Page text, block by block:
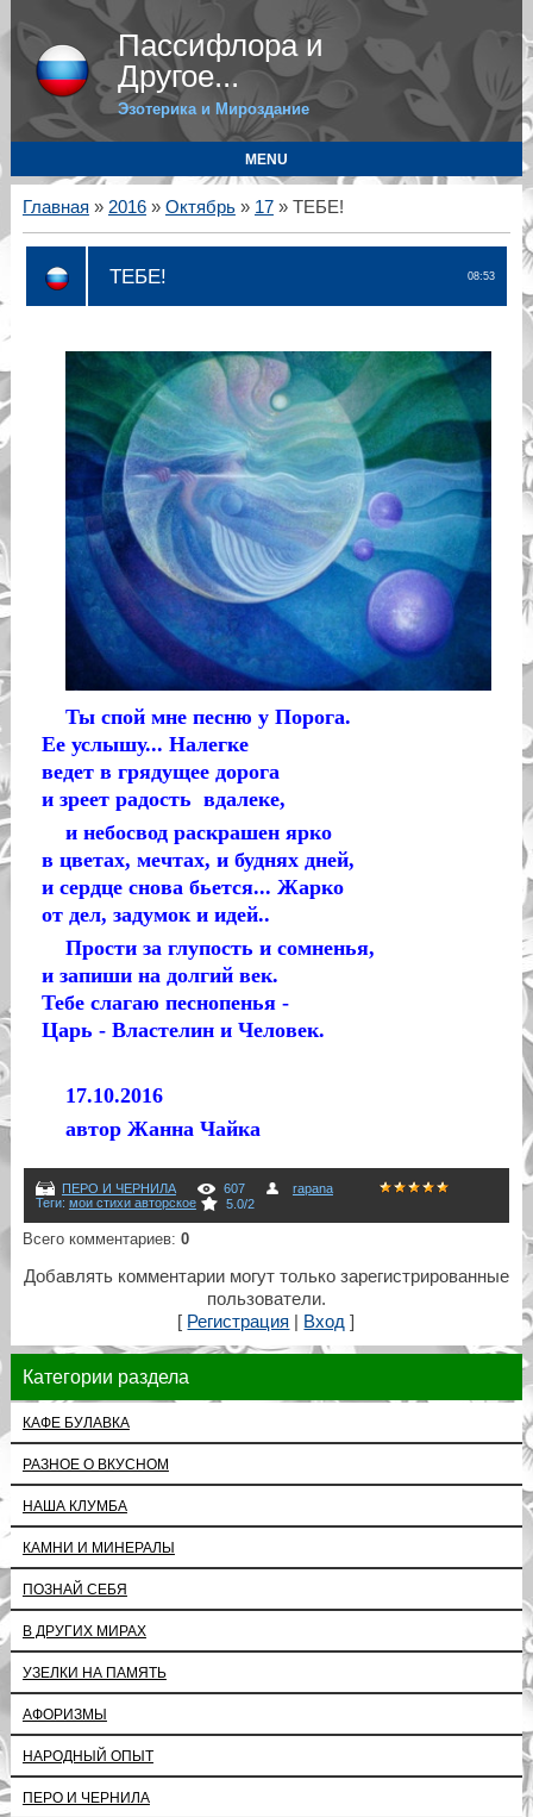
Пассифлора и
Другое...
Эзотерика и Мироздание
MENU
Главная » 2016 » Октябрь » 17» ТЕБЕ!
08:53
ТЕБЕ!
Ты спой мне песню у Порога.
Ее услышу... Налегке
ведет в грядущее дорога
и зреет радость вдалеке,
и небосвод раскрашен ярко
в цветах, мечтах, и буднях дней,
и сердце снова бьется... Жарко
от дел, задумок и идей..
Прости за глупость и сомненья,
и запиши на долгий век.
Тебе слагаю песнопенья -
Царь - Властелин и Человек.
17.10.2016
автор Жанна Чайка
ПЕРО И ЧЕРНИЛА 607
rapana
Теги: мои стихи авторское 5.0/2
Всего комментариев: 0
Добавлять комментарии могут только зарегистрированные
пользователи.
[ Регистрация Вход ]
Категории раздела
КАФЕ БУЛАВКА
РАЗНОЕ О ВКУСНОМ
НАША КЛУМБА
КАМНИ И МИНЕРАЛЫ
ПОЗНАЙ СЕБЯ
В ДРУГИХ МИРАХ
УЗЕЛКИ НА ПАМЯТЬ
АФОРИЗМЫ
НАРОДНЫЙ ОПЫТ
ПЕРО И ЧЕРНИЛА